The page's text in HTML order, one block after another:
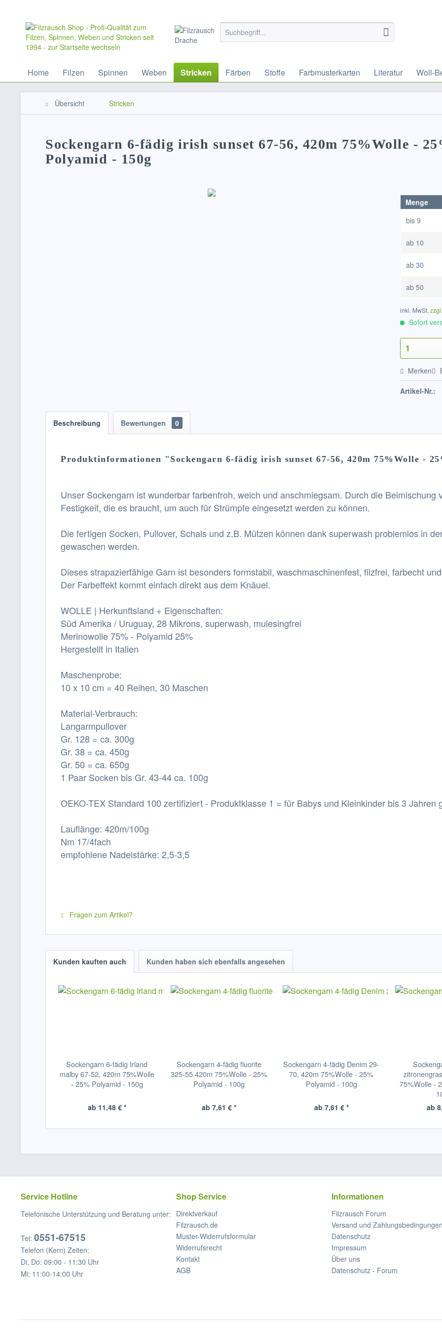
Home Filzen Spinnen Weben Stricken Färben Stoffe Farbmusterkarten Literatur Woll-
Übersicht Stricken
Sockengarn 6-fädig irish sunset 67-56, 420m 75%Wolle -
Polyamid - 150g
Menge
bis9
ab 10
ab30
ab50
inkl. MwSt.
Sofort
Merken
Artikel-Nr.:
Beschreibung Bewertungen 0
Produktinformationen "Sockengarn 6-fädig irish sunset 67-56, 420m 75%Wolle -
Unser Sockengarn ist wunderbar farbenfroh, weich und anschmiegsam. Durch die
Festigkeit, die es braucht, um auch für Strümpfe eingesetzt werden zu können.
Die fertigen Socken, Pullover, Schals und z.B. Mützen können dank superwash problemlos in
gewaschen werden.
Dieses strapazierfähige Garn ist besonders formstabil, waschmaschinenfest, filzfrei, farbecht
Der Farbeffekt kommt einfach direkt aus dem Knäuel.
WOLLE | Herkunftsland + Eigenschaften:
Süd Amerika / Uruguay, 28 Mikrons, superwash, mulesingfrei
Merinowolle 75% - Polyamid 25%
Hergestellt in Italien
Maschenprobe:
10 x 10 cm = 40 Reihen, 30 Maschen
Material-Verbrauch:
Langarmpullover
Gr. 128 = ca. 300g
Gr. 38 = ca. 450g
Gr. 50 = ca. 650g
1 Paar Socken bis Gr. 43-44 ca. 100g
OEKO-TEX Standard 100 zertifiziert - Produktklasse 1 = für Babys und Kleinkinder bis 3 Jahren
Lauflänge: 420m/100g
Nm 17/4fach
empfohlene Nadelstärke: 2,5-3,5
Fragen zum Artikel?
Kunden kauften auch Kunden haben sich ebenfalls angesehen
Sockengarn 6-fädig Irland
malby 67-52, 420m 75%Wolle
- 25% Polyamid - 150g
ab 11,48 € *
Sockengarn 4-fädig fluorite
325-55 420m 75%Wolle - 25%
Polyamid - 100g
ab 7,61 € *
Sockengarn 4-fädig Denim 29-
70, 420m 75%Wolle - 25%
Polyamid - 100g
ab 7,61 € *
75%Wolle -
ab
Service Hotline
Telefonische Unterstützung und Beratung unter:
Tel: 0551-67515
Telefon (Kern) Zeiten:
Di, Do: 09:00 - 11:30 Uhr
Mi: 11:00-14:00 Uhr
Shop Service
Direktverkauf
Filzrausch.de
Muster-Widerrufsformular
Widerrufsrecht
Kontakt
AGB
Informationen
Filzrausch Forum
Versand und Zahlungsbedingungen
Datenschutz
Impressum
Über uns
Datenschutz - Forum